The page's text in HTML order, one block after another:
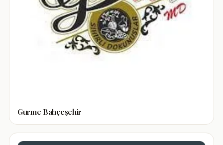
Gurme Bahçeşehir